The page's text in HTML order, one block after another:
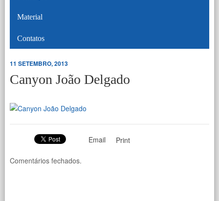
Material
Contatos
11 SETEMBRO, 2013
Canyon João Delgado
Email Print
Comentários fechados.